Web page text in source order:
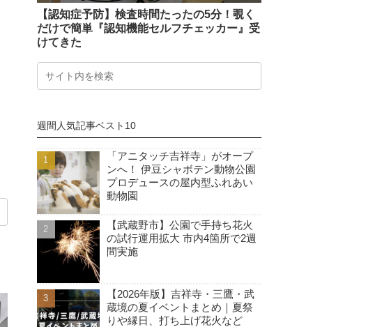
【認知症予防】検査時間たったの5分！覗く
だけで簡単『認知機能セルフチェッカー』受
けてきた
週間人気記事ベスト10
「アニタッチ吉祥寺」がオープ
ンへ！ 伊豆シャボテン動物公園
プロデュースの屋内型ふれあい
動物園
【武蔵野市】公園で手持ち花火
の試行運用拡大 市内4箇所で2週
間実施
【2026年版】吉祥寺・三鷹・武
蔵境の夏イベントまとめ｜夏祭
りや縁日、打ち上げ花火など